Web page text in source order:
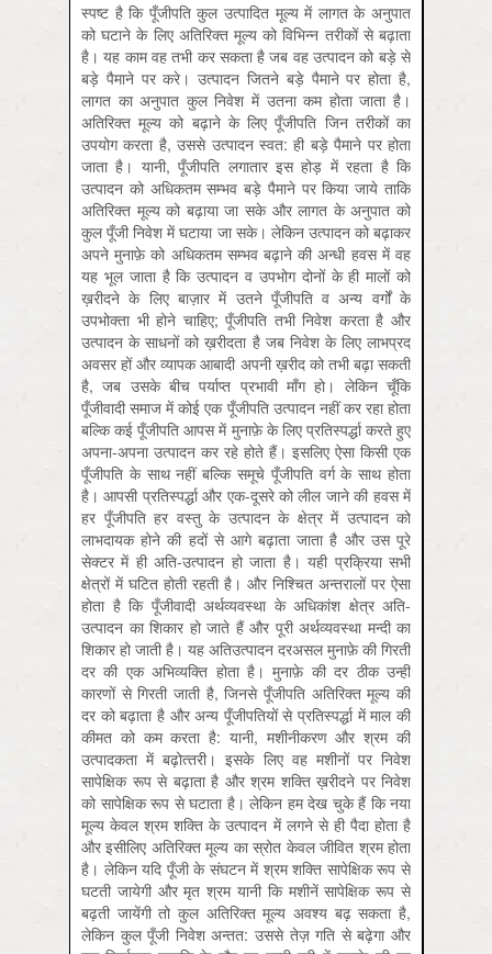
स्पष्ट है कि पूँजीपति कुल उत्‍पादित मूल्‍य में लागत के अनुपात
को घटाने के लिए अतिरिक्त मूल्य को विभिन्न तरीकों से बढ़ाता
है। यह काम वह तभी कर सकता है जब वह उत्पादन को बड़े से
बड़े पैमाने पर करे। उत्पादन जितने बड़े पैमाने पर होता है,
लागत का अनुपात कुल निवेश में उतना कम होता जाता है।
अतिरिक्त मूल्य को बढ़ाने के लिए पूँजीपति जिन तरीकों का
उपयोग करता है, उससे उत्पादन स्वत: ही बड़े पैमाने पर होता
जाता है। यानी, पूँजीपति लगातार इस होड़ में रहता है कि
उत्पादन को अधिकतम सम्भव बड़े पैमाने पर किया जाये ताकि
अतिरिक्त मूल्य को बढ़ाया जा सके और लागत के अनुपात को
कुल पूँजी निवेश में घटाया जा सके। लेकिन उत्‍पादन को बढ़ाकर
अपने मुनाफ़े को अधिकतम सम्‍भव बढ़ाने की अन्‍धी हवस में वह
यह भूल जाता है कि उत्‍पादन व उपभोग दोनों के ही मालों को
ख़रीदने के लिए बाज़ार में उतने पूँजीपति व अन्‍य वर्गों के
उपभोक्‍ता भी होने चाहिए; पूँजीपति तभी निवेश करता है और
उत्‍पादन के साधनों को ख़रीदता है जब निवेश के लिए लाभप्रद
अवसर हों और व्‍यापक आबादी अपनी ख़रीद को तभी बढ़ा सकती
है, जब उसके बीच पर्याप्‍त प्रभावी माँग हो। लेकिन चूँकि
पूँजीवादी समाज में कोई एक पूँजीपति उत्‍पादन नहीं कर रहा होता
बल्कि कई पूँजीपति आपस में मुनाफ़े के लिए प्रतिस्‍पर्द्धा करते हुए
अपना-अपना उत्‍पादन कर रहे होते हैं। इसलिए ऐसा किसी एक
पूँजीपति के साथ नहीं बल्कि समूचे पूँजीपति वर्ग के साथ होता
है। आपसी प्रतिस्पर्द्धा और एक-दूसरे को लील जाने की हवस में
हर पूँजीपति हर वस्तु के उत्पादन के क्षेत्र में उत्पादन को
लाभदायक होने की हदों से आगे बढ़ाता जाता है और उस पूरे
सेक्टर में ही अति-उत्पादन हो जाता है। यही प्रक्रिया सभी
क्षेत्रों में घटित होती रहती है। और निश्चित अन्तरालों पर ऐसा
होता है कि पूँजीवादी अर्थव्यवस्था के अधिकांश क्षेत्र अति-
उत्पादन का शिकार हो जाते हैं और पूरी अर्थव्यवस्था मन्दी का
शिकार हो जाती है। यह अतिउत्‍पादन दरअसल मुनाफ़े की गिरती
दर की एक अभिव्‍यक्ति होता है। मुनाफ़े की दर ठीक उन्‍हीं
कारणों से गिरती जाती है, जिनसे पूँजीपति अतिरिक्‍त मूल्‍य की
दर को बढ़ाता है और अन्‍य पूँजीपतियों से प्रतिस्‍पर्द्धा में माल की
कीमत को कम करता है: यानी, मशीनीकरण और श्रम की
उत्‍पादकता में बढ़ोत्‍तरी। इसके लिए वह मशीनों पर निवेश
सापेक्षिक रूप से बढ़ाता है और श्रम शक्ति ख़रीदने पर निवेश
को सापेक्षिक रूप से घटाता है। लेकिन हम देख चुके हैं कि नया
मूल्‍य केवल श्रम शक्ति के उत्‍पादन में लगने से ही पैदा होता है
और इसीलिए अतिरिक्‍त मूल्‍य का स्रोत केवल जीवित श्रम होता
है। लेकिन यदि पूँजी के संघटन में श्रम शक्ति सापेक्षिक रूप से
घटती जायेगी और मृत श्रम यानी कि मशीनें सापेक्षिक रूप से
बढ़ती जायेंगी तो कुल अतिरिक्‍त मूल्‍य अवश्‍य बढ़ सकता है,
लेकिन कुल पूँजी निवेश अन्‍तत: उससे तेज़ गति से बढ़ेगा और